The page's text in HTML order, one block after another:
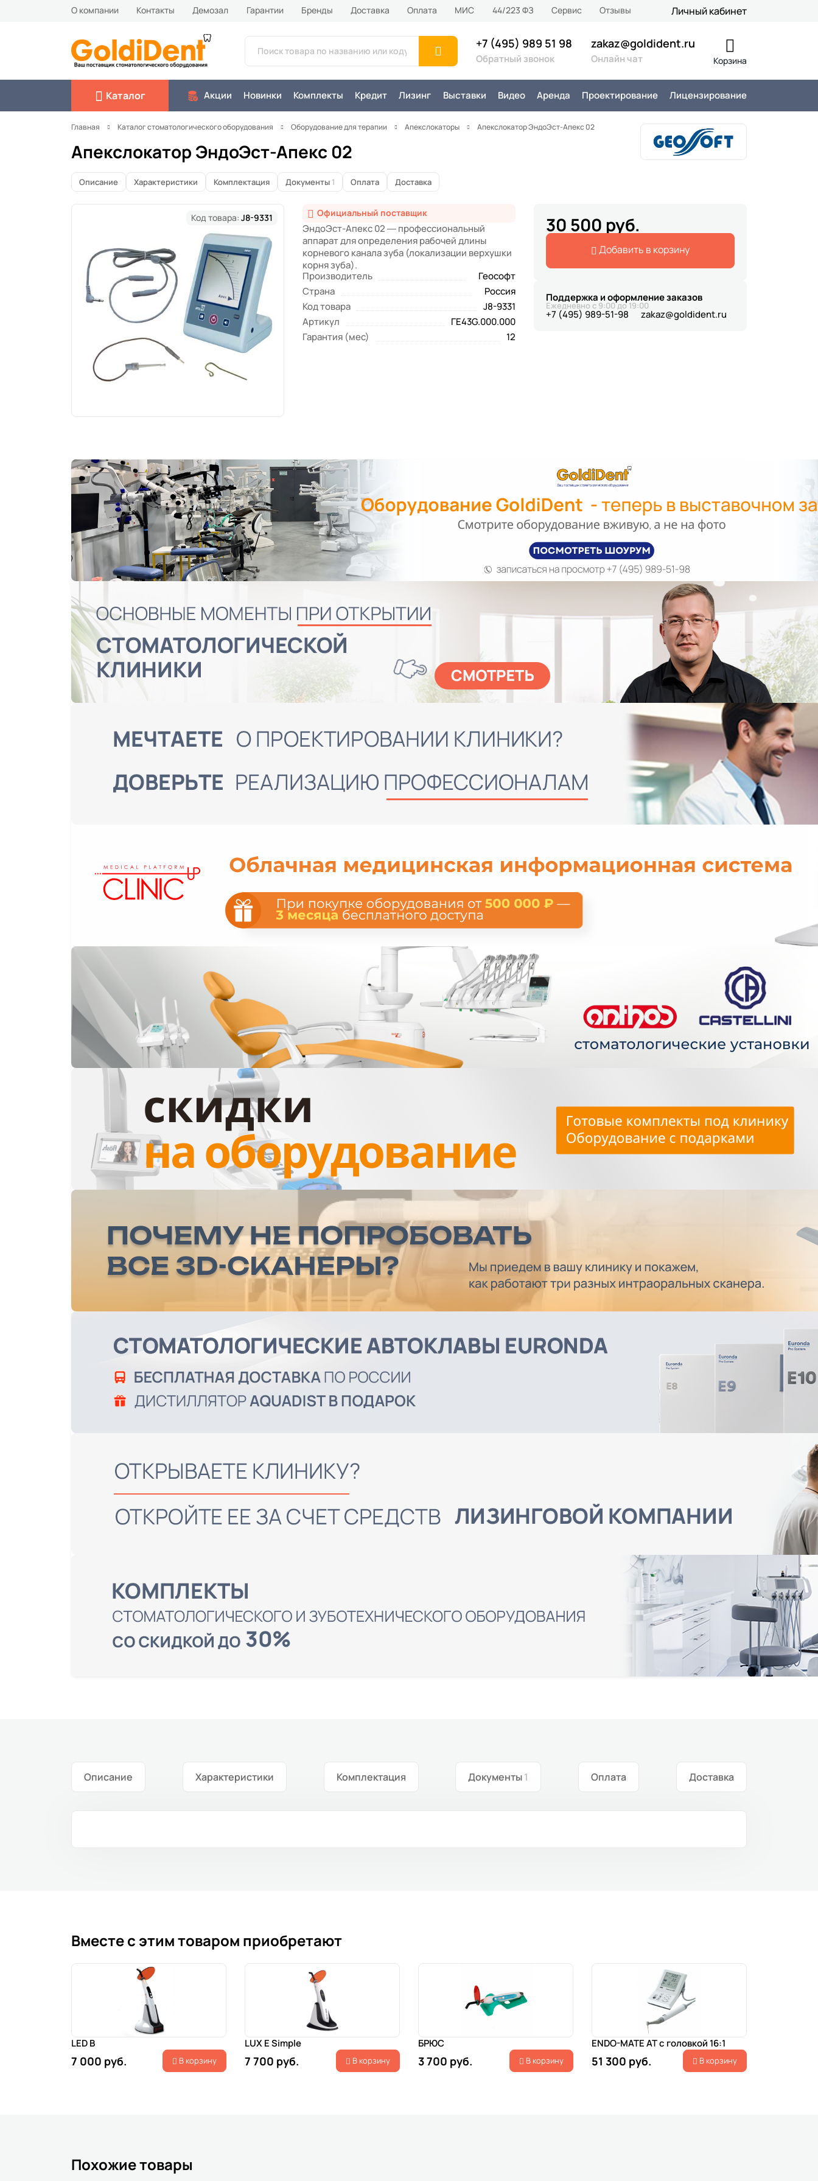
О компании Контакты Демозал Гарантии Бренды Доставка Оплата MИС 44/223 ФЗ Сервис Отзывы Личный кабинет
+7 (495) 989 51 98
Обратный звонок
zakaz@goldident.ru
Онлайн чат Корзина
Каталог Акции Новинки Комплекты Кредит Лизинг Выставки Видео Аренда Проектирование Лицензирование
Главная Каталог стоматологического оборудования Оборудование для терапии Апекслокаторы Апекслокатор ЭндоЭст-Апекс 02
Апекслокатор ЭндоЭст-Апекс 02
Описание Характеристики Комплектация Документы 1 Оплата Доставка
Код товара: J8-9331 Официальный поставщик
ЭндоЭст-Апекс 02 — профессиональный
аппарат для определения рабочей длины
корневого канала зуба (локализации верхушки
корня зуба).
Производитель
Геософт
Страна
Россия
Код товара
J8-9331
Артикул
ГЕ43G.000.000
Гарантия (мес)
12
30 500 руб.
Добавить в корзину
Поддержка и оформление заказов
Ежедневно с 9:00 до 19:00
+7 (495) 989-51-98 zakaz@goldident.ru
Описание Характеристики Комплектация Документы1 Оплата Доставка
Вместе с этим товаром приобретают
LED B
7 000 руб. В корзину
LUX E Simple
7 700 руб. В корзину
БРЮС
3 700 руб. В корзину
ENDO-MATE AT с головкой 16:1
51 300 руб. В корзину
Похожие товары